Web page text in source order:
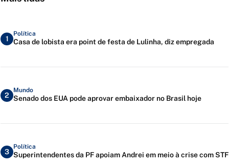
1
Política
Casa de lobista era point de festa de Lulinha, diz empregada
2
Mundo
Senado dos EUA pode aprovar embaixador no Brasil hoje
3
Política
Superintendentes da PF apoiam Andrei em meio à crise com STF